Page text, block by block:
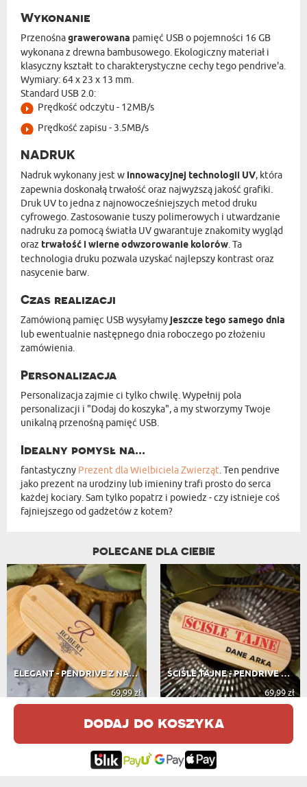
dodaj do koszyka
Wykonanie
Przenośnagrawerowana pamięć USB o pojemności 16 GB
wykonana z drewna bambusowego. Ekologiczny materiał i
klasyczny kształt to charakterystyczne cechy tego pendrive'a.
Wymiary: 64 x 23 x 13 mm.
Standard USB 2.0:
Prędkość odczytu - 12MB/s
Prędkość zapisu - 3.5MB/s
NADRUK
Nadruk wykonany jest w innowacyjnej technologii UV, która
zapewnia doskonałą trwałość oraz najwyższą jakość grafiki.
Druk UV to jedna z najnowocześniejszych metod druku
cyfrowego. Zastosowanie tuszy polimerowych i utwardzanie
nadruku za pomocą światła UV gwarantuje znakomity wygląd
oraz trwałość i wierne odwzorowanie kolorów. Ta
technologia druku pozwala uzyskać najlepszy kontrast oraz
nasycenie barw.
Czas realizacji
Zamówioną pamięc USB wysyłamyjeszcze tego samego dnia
lub ewentualnie następnego dnia roboczego po złożeniu
zamówienia.
Personalizacja
Personalizacja zajmie ci tylko chwilę. Wypełnij pola
personalizacji i "Dodaj do koszyka", a my stworzymy Twoje
unikalną przenośną pamięć USB.
Idealny pomysł na...
fantastyczny Prezent dla Wielbiciela Zwierząt. Ten pendrive
jako prezent na urodziny lub imieniny trafi prosto do serca
każdej kociary. Sam tylko popatrz i powiedz - czy istnieje coś
fajniejszego od gadżetów z kotem?
POLECANE DLA CIEBIE
ELEGANT - PENDRIVE Z NADRUKIEM
69,99 zł
ŚCIŚLE TAJNE - PENDRIVE Z NADRUKIEM
69,99 zł